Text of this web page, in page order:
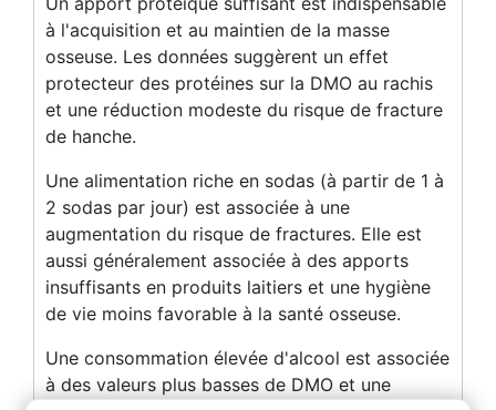
à l'acquisition et au maintien de la masse
osseuse. Les données suggèrent un effet
protecteur des protéines sur la DMO au rachis
et une réduction modeste du risque de fracture
de hanche.
Une alimentation riche en sodas (à partir de 1 à
2 sodas par jour) est associée à une
augmentation du risque de fractures. Elle est
aussi généralement associée à des apports
insuffisants en produits laitiers et une hygiène
de vie moins favorable à la santé osseuse.
Une consommation élevée d'alcool est associée
à des valeurs plus basses de DMO et une